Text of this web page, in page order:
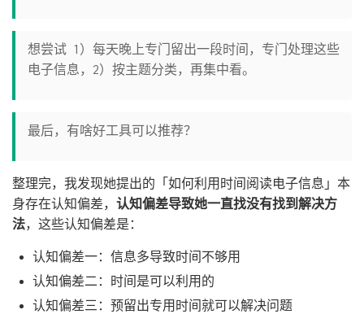
想尝试 1）每天晚上专门留出一段时间，专门处理这些
电子信息，2）按主题分类，再集中看。
最后，有啥好工具可以推荐？
整理完，我发现她提出的「如何利用时间阅读电子信息」本
身存在认知偏差， 认知偏差导致她一直找没有找到解决方
法，这些认知偏差是：
认知偏差一：信息多导致时间不够用
认知偏差二：时间是可以利用的
认知偏差三：预留出专用时间就可以解决问题